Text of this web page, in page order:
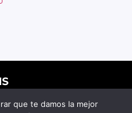
que te damos la mejor